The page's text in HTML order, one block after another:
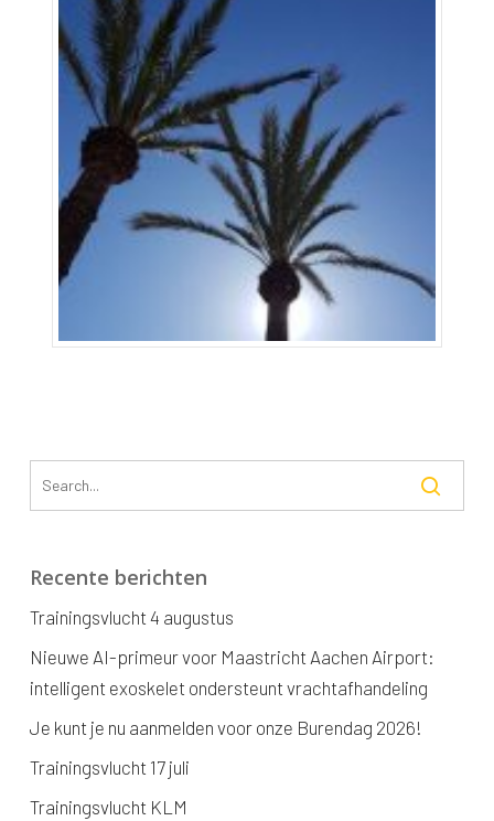
Recente berichten
Trainingsvlucht 4 augustus
Nieuwe AI-primeur voor Maastricht Aachen Airport:
intelligent exoskelet ondersteunt vrachtafhandeling
Je kunt je nu aanmelden voor onze Burendag 2026!
Trainingsvlucht 17 juli
Trainingsvlucht KLM